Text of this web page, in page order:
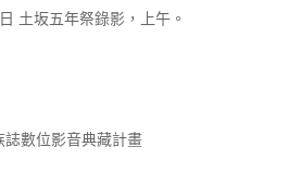
土坂五年祭錄影，上午。
數位影音典藏計畫